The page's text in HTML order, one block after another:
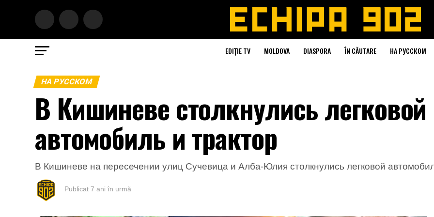
EDIȚIE TV MOLDOVA DIASPORA ÎN CĂUTARE НА РУССКОМ
НА РУССКОМ
В Кишиневе столкнулись легковой
автомобиль и трактор
В Кишиневе на пересечении улиц Сучевица и Алба-Юлия столкнулись легковой
Publicat 7 ani în urmă